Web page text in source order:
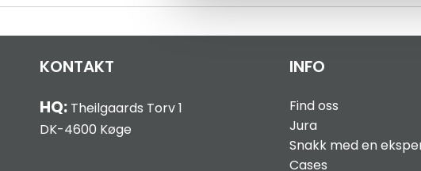
KONTAKT
HQ:Theilgaards Torv 1
DK-4600 Køge
INFO
Find oss
Jura
Snakk med en
Cases